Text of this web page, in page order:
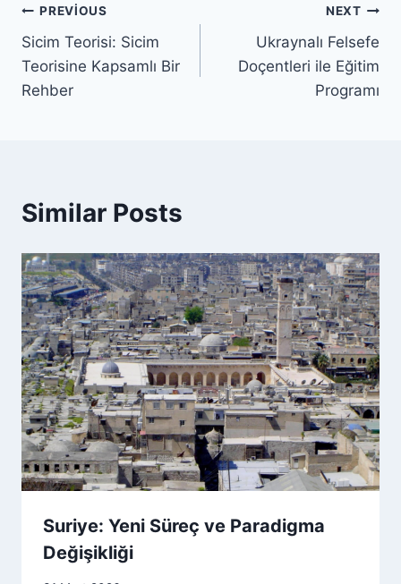
Yazı
gezinmesi
PREVIOUS
Sicim Teorisi: Sicim
Teorisine Kapsamlı Bir
Rehber
NEXT
Ukraynalı Felsefe
Doçentleri ile Eğitim
Programı
Similar Posts
Suriye: Yeni Süreç ve Paradigma
Değişikliği